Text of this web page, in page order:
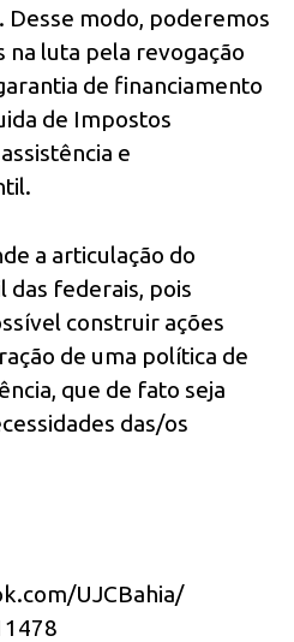
Desse modo, poderemos
na luta pela revogação
de financiamento
de Impostos
e
a articulação do
das federais, pois
construir ações
de uma política de
que de fato seja
das/os
UJCBahia/